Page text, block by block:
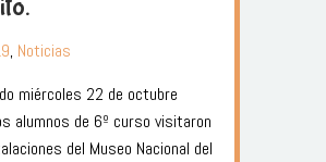
, Noticias
miércoles 22 de octubre
alumnos de 6º curso visitaron
del Museo Nacional del